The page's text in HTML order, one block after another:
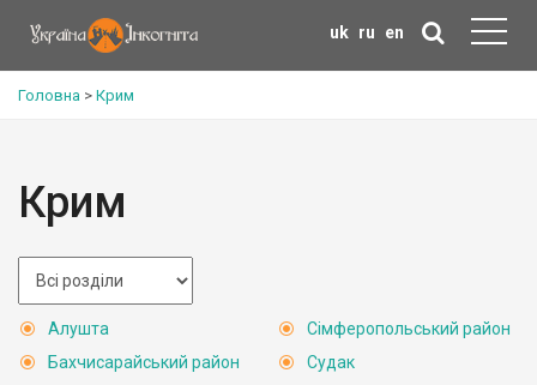
uk ru en
Головна > Крим
Крим
Алушта
Бахчисарайський район
Сімферопольський район
Судак